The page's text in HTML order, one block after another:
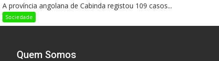
A província angolana de Cabinda registou 109 casos...
Sociedade
Quem Somos